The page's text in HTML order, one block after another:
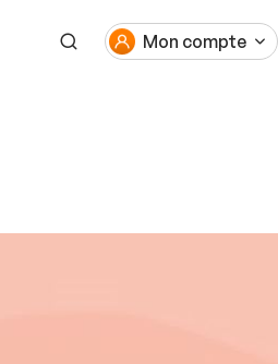
Mon compte